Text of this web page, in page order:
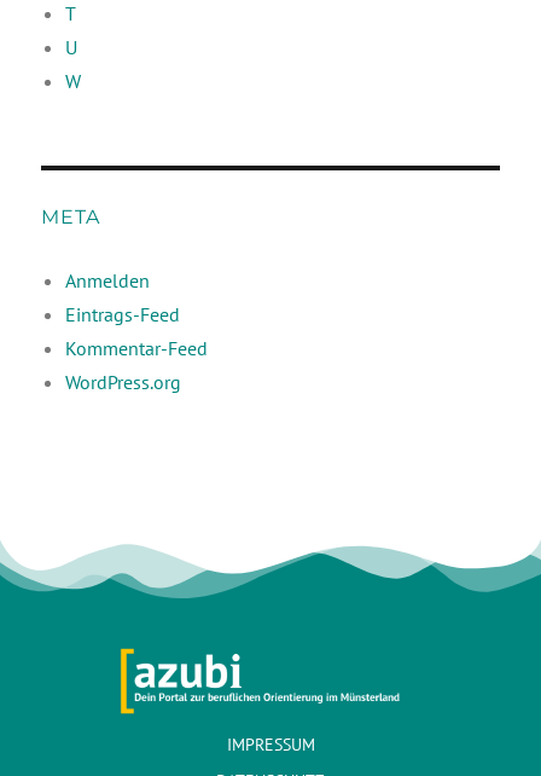
T
U
W
META
Anmelden
Eintrags-Feed
Kommentar-Feed
WordPress.org
IMPRESSUM